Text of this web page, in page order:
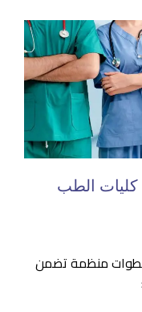
الطب
خطوات منظمة تضمن